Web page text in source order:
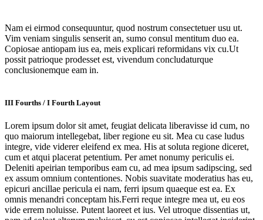
Nam ei eirmod consequuntur, quod nostrum consectetuer usu ut.
Vim veniam singulis senserit an, sumo consul mentitum duo ea.
Copiosae antiopam ius ea, meis explicari reformidans vix cu.Ut
possit patrioque prodesset est, vivendum concludaturque
conclusionemque eam in.
III Fourths / I Fourth Layout
Lorem ipsum dolor sit amet, feugiat delicata liberavisse id cum, no
quo maiorum intellegebat, liber regione eu sit. Mea cu case ludus
integre, vide viderer eleifend ex mea. His at soluta regione diceret,
cum et atqui placerat petentium. Per amet nonumy periculis ei.
Deleniti apeirian temporibus eam cu, ad mea ipsum sadipscing, sed
ex assum omnium contentiones. Nobis suavitate moderatius has eu,
epicuri ancillae pericula ei nam, ferri ipsum quaeque est ea. Ex
omnis menandri conceptam his.Ferri reque integre mea ut, eu eos
vide errem noluisse. Putent laoreet et ius. Vel utroque dissentias ut,